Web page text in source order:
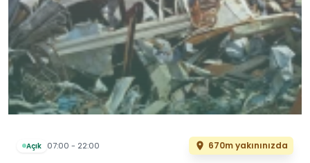
Açık 07:00 - 22:00 670m yakınınızda